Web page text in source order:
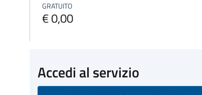
GRATUITO
€ 0,00
Accedi al servizio